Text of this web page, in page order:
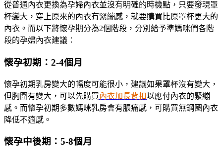
從普通內衣更換為孕婦內衣並沒有明確的時機點，只要發現罩
杯變大，穿上原來的內衣有緊繃感，就要購買比原罩杯更大的
內衣。而以下將懷孕期分為2個階段，分別給予準媽咪們各階
段的孕婦內衣建議：
懷孕初期：2-4個月
懷孕初期乳房變大的幅度可能很小，建議如果罩杯沒有變大，
但胸圍有變大，可以先購買內衣加長背扣以應付內衣的緊繃
感。而懷孕初期多數媽咪乳房會有脹痛感，可購買無鋼圈內衣
降低不適感。
懷孕中後期：5-8個月